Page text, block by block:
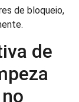
de bloqueio,
de